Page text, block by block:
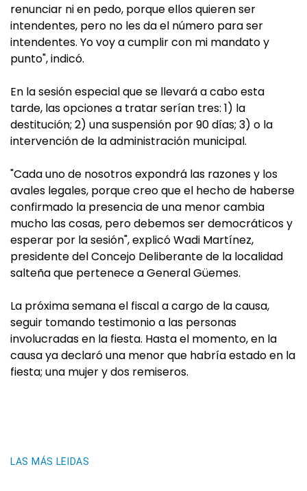
renunciar ni en pedo, porque ellos quieren ser
intendentes, pero no les da el número para ser
intendentes. Yo voy a cumplir con mi mandato y
punto", indicó.
En la sesión especial que se llevará a cabo esta
tarde, las opciones a tratar serían tres: 1) la
destitución; 2) una suspensión por 90 días; 3) o la
intervención de la administración municipal.
"Cada uno de nosotros expondrá las razones y los
avales legales, porque creo que el hecho de haberse
confirmado la presencia de una menor cambia
mucho las cosas, pero debemos ser democráticos y
esperar por la sesión", explicó Wadi Martínez,
presidente del Concejo Deliberante de la localidad
salteña que pertenece a General Güemes.
La próxima semana el fiscal a cargo de la causa,
seguir tomando testimonio a las personas
involucradas en la fiesta. Hasta el momento, en la
causa ya declaró una menor que habría estado en la
fiesta; una mujer y dos remiseros.
LAS MÁS LEIDAS